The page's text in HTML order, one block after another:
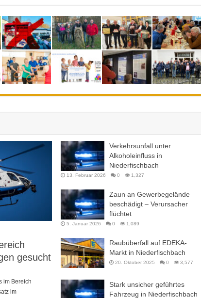
gesucht
im Bereich
im
Verkehrsunfall unter
Alkoholeinfluss in
Niederfischbach
13. Februar 2026 0 1,327
Zaun an Gewerbegelände
beschädigt – Verursacher
flüchtet
5. Januar 2026 0 1,089
Raubüberfall auf EDEKA-
Markt in Niederfischbach
20. Oktober 2025 0 3,577
Stark unsicher geführtes
Fahrzeug in Niederfischbach